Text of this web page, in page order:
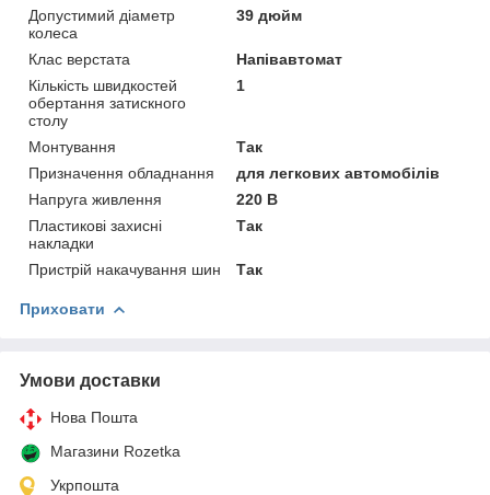
Допустимий діаметр
колеса
39 дюйм
Клас верстата
Напівавтомат
Кількість швидкостей
обертання затискного
столу
1
Монтування
Так
Призначення обладнання
для легкових автомобілів
Напруга живлення
220 В
Пластикові захисні
накладки
Так
Пристрій накачування шин Так
Приховати
Умови доставки
Нова Пошта
Магазини Rozetka
Укрпошта